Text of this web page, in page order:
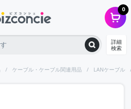
0
詳細
検索
ケーブル・ケーブル関連用品 LANケーブル